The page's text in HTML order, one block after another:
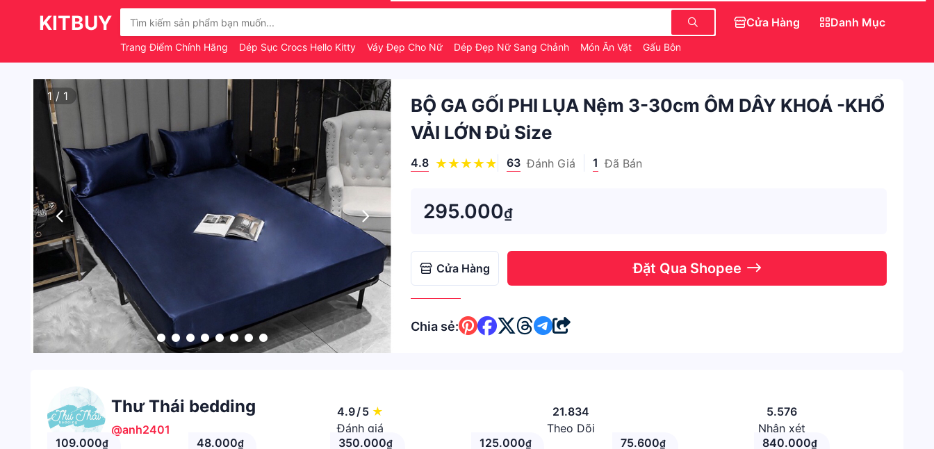
KITBUY
Trang Điểm Chính Hãng Dép Sục Crocs Hello Kitty Váy Đẹp Cho Nữ Dép Đẹp Nữ Sang Chảnh Món Ăn Vặt Gấu Bông
Cửa Hàng Danh Mục
1 / 1
BỘ GA GỐI PHI LỤA Nệm 3-30cm ÔM DÂY KHOÁ -KHỔ
VẢI LỚN Đủ Size
4.8 63 Đánh Giá 1 Đã Bán
295.000₫
Cửa Hàng Đặt Qua Shopee
Chia sẻ:
Thư Thái bedding
@anh2401
4.9/5 ★
Đánh giá
21.834
Theo Dõi
5.576
Nhận xét
109.000₫ 48.000₫ 350.000₫ 125.000₫ 75.600₫ 840.000₫